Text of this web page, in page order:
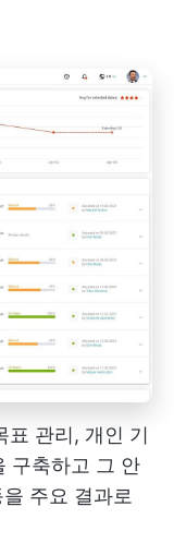
관리, 개인 기
구축하고 그 안
주요 결과로